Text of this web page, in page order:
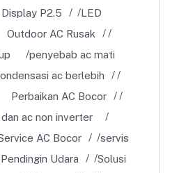
P2.5
LED
Outdoor AC Rusak
penyebab ac mati
ac berlebih
Perbaikan AC Bocor
ac non inverter
AC Bocor
servis
Udara
Solusi